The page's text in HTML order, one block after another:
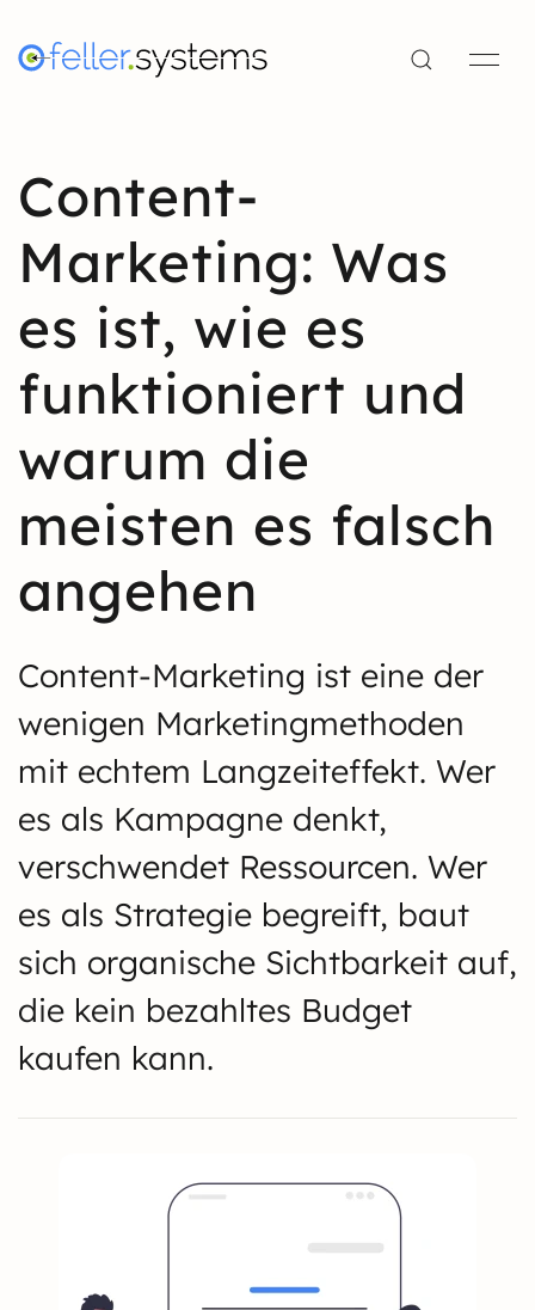
Content-
Marketing: Was
es ist, wie es
funktioniert und
warum die
meisten es falsch
angehen
Content-Marketing ist eine der
wenigen Marketingmethoden
mit echtem Langzeiteffekt. Wer
es als Kampagne denkt,
verschwendet Ressourcen. Wer
es als Strategie begreift, baut
sich organische Sichtbarkeit auf,
die kein bezahltes Budget
kaufen kann.